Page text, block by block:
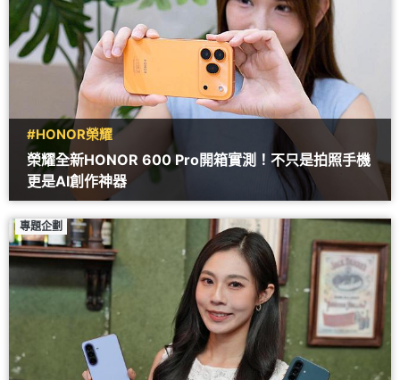
#HONOR榮耀
榮耀全新HONOR 600 Pro開箱實測！不只是拍照手機
更是AI創作神器
專題企劃